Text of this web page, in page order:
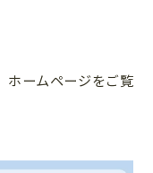
ホームページをご覧